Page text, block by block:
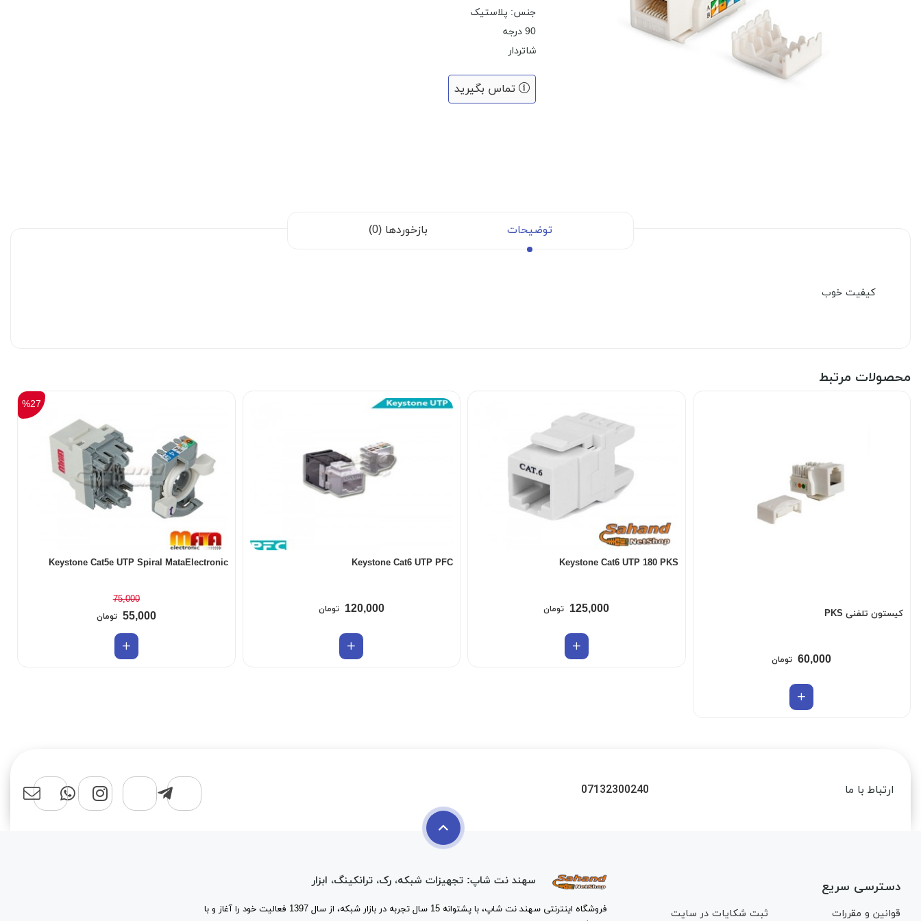
جنس: پلاستیک
90 درجه
شاتردار
تماس بگیرید
توضیحات بازخوردها (0)
کیفیت خوب
محصولات مرتبط
کیستون تلفنی PKS
60,000 تومان
Keystone Cat6 UTP 180 PKS
125,000 تومان
Keystone Cat6 UTP PFC
120,000 تومان
Keystone Cat5e UTP Spiral MataElectronic
75,000
%27
55,000 تومان
ارتباط با ما 07132300240
دسترسی سریع
قوانین و مقررات ثبت شکایات در سایت
سهند نت شاپ: تجهیزات شبکه، رک، ترانکینگ، ابزار
فروشگاه اینترنتی سهند نت شاپ، با پشتوانه 15 سال تجربه در بازار شبکه، از سال 1397 فعالیت خود را آغاز و با